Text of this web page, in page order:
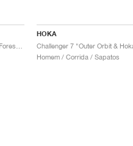
HOKA
Homem / Corrida / Sapatos